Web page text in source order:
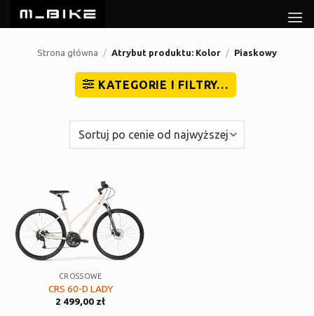
Przewiń
do
Strona główna / Atrybut produktu: Kolor / Piaskowy
KATEGORIE I FILTRY…
CROSSOWE
CRS 60-D LADY
2 499,00 zł